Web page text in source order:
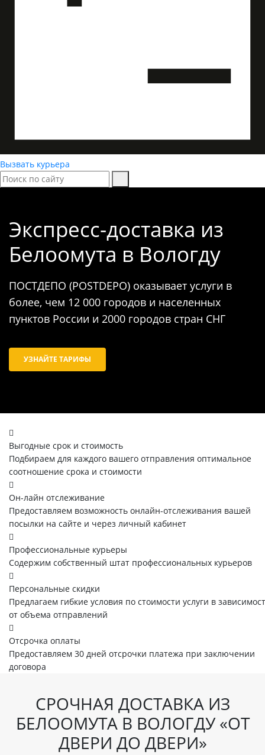
Вызвать курьера
Экспресс-доставка из
Белоомута в Вологду
ПОСТДЕПО (POSTDEPO) оказывает услуги в
более, чем 12 000 городов и населенных
пунктов России и 2000 городов стран СНГ
УЗНАЙТЕ ТАРИФЫ
Выгодные срок и стоимость
Подбираем для каждого вашего отправления оптимальное
соотношение срока и стоимости
Он-лайн отслеживание
Предоставляем возможность онлайн-отслеживания вашей
посылки на сайте и через личный кабинет
Профессиональные курьеры
Содержим собственный штат профессиональных курьеров
Персональные скидки
Предлагаем гибкие условия по стоимости услуги в
от объема отправлений
Отсрочка оплаты
Предоставляем 30 дней отсрочки платежа при заключении
договора
СРОЧНАЯ ДОСТАВКА ИЗ
БЕЛООМУТА В ВОЛОГДУ «ОТ
ДВЕРИ ДО ДВЕРИ»